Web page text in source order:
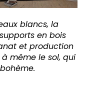
blancs, la
en bois
et production
même le sol, qui